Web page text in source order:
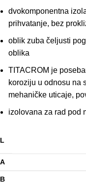
dvokomponentna
prihvatanje, bez
oblik zuba čeljusti
oblika
TITACROM je
koroziju u odnosu na
mehaničke uticaje,
izolovana za rad pod
L
A
B